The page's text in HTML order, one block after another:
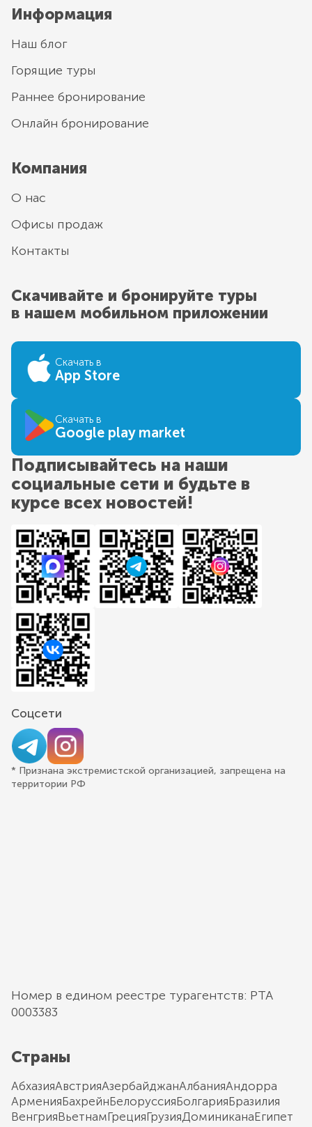
Информация
Наш блог
Горящие туры
Раннее бронирование
Онлайн бронирование
Компания
О нас
Офисы продаж
Контакты
Скачивайте и бронируйте туры
в нашем мобильном приложении
Скачать в
App Store
Скачать в
Google play market
Подписывайтесь на наши
социальные сети и будьте в
курсе всех новостей!
Соцсети
* Признана экстремистской организацией, запрещена на
территории РФ
Номер в едином реестре турагентств: РТА
0003383
Страны
АбхазияАвстрияАзербайджанАлбанияАндорра
АрменияБахрейнБелоруссияБолгарияБразилия
ВенгрияВьетнамГрецияГрузияДоминиканаЕгипет